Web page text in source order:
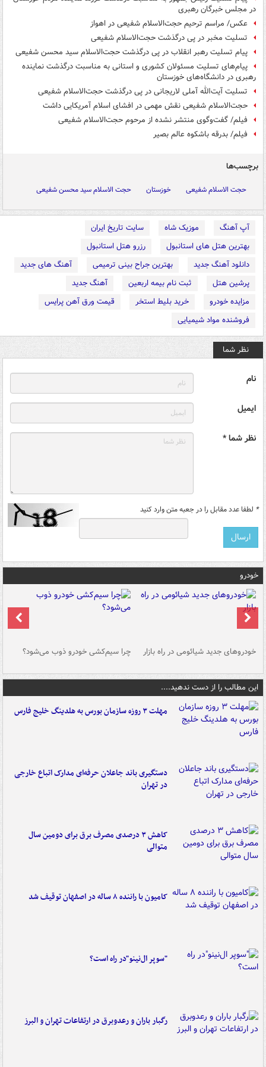
در مجلس خبرگان رهبری
عکس/ مراسم ترحیم حجت‌الاسلام شفیعی در اهواز
تسلیت مخبر در پی درگذشت حجت‌الاسلام شفیعی
پیام تسلیت رهبر انقلاب در پی درگذشت حجت‌الاسلام سید محسن شفیعی
پیام‌های تسلیت مسئولان کشوری و استانی به مناسبت درگذشت نماینده
رهبری در دانشگاه‌های خوزستان
تسلیت آیت‌الله آملی لاریجانی در پی درگذشت حجت‌الاسلام شفیعی
حجت‌الاسلام شفیعی نقش مهمی در افشای اسلام آمریکایی داشت
فیلم/ گفت‌وگوی منتشر نشده از مرحوم حجت‌الاسلام شفیعی
فیلم/ بدرقه باشکوه عالم بصیر
برچسب‌ها
حجت الاسلام شفیعی خوزستان حجت ‌الاسلام سید محسن شفیعی
آپ آهنگ موزیک شاه
سایت تاریخ ایران
بهترین هتل های استانبول
رزرو هتل استانبول
دانلود آهنگ جدید
بهترین جراح بینی ترمیمی
آهنگ های جدید
پرشین هتل
ثبت نام بیمه اربعین
آهنگ جدید
مزایده خودرو
خرید بلیط استخر
قیمت ورق آهن پرایس
فروشنده مواد شیمیایی
نظر شما
نام
ایمیل
نظر شما *
* لطفا عدد مقابل را در جعبه متن وارد کنید
خودرو
خودروهای جدید شیائومی در راه بازار چرا سیم‌کشی خودرو ذوب می‌شود؟
این مطالب را از دست ندهید....
مهلت ۳ روزه سازمان بورس به هلدینگ خلیج فارس
دستگیری باند جاعلان حرفه‌ای مدارک اتباع خارجی
در تهران
کاهش ۳ درصدی مصرف برق برای دومین سال
متوالی
کامیون با راننده ۸ ساله در اصفهان توقیف شد
"سوپر ال‌نینو"در راه است؟
رگبار باران و رعدوبرق در ارتفاعات تهران و البرز